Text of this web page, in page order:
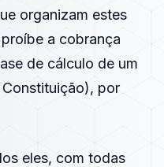
organizam estes
a cobrança
de cálculo de um
por
eles, com todas